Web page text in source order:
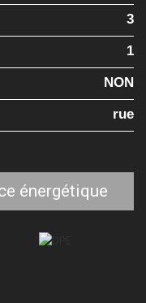
3
1
NON
rue
énergétique